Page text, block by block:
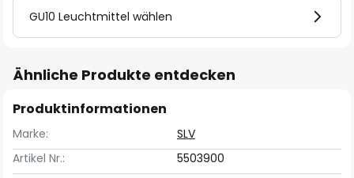
GU10 Leuchtmittel wählen
Ähnliche Produkte entdecken
Produktinformationen
Marke:
SLV
Artikel Nr.:
5503900